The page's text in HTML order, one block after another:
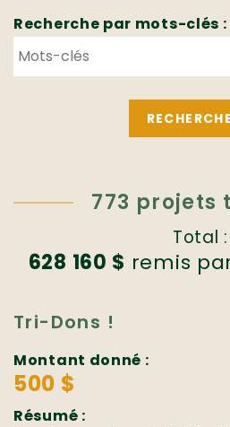
Recherche par mots-clés :
773 projets
Total :
628 160 $ remis
Tri-Dons !
Montant donné :
500 $
Résumé :